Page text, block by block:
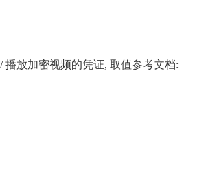
// 播放加密视频的凭证, 取值参考文档: